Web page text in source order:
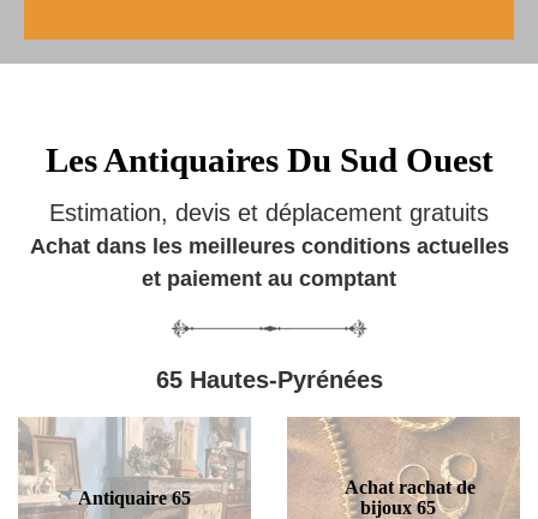
Les Antiquaires Du Sud Ouest
Estimation, devis et déplacement gratuits
Achat dans les meilleures conditions actuelles
et paiement au comptant
65 Hautes-Pyrénées
Antiquaire 65
Achat rachat de
bijoux 65